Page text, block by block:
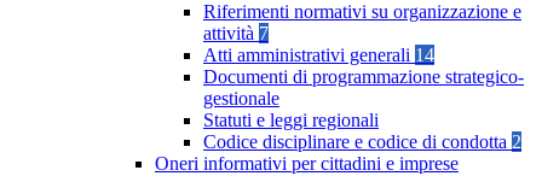
Riferimenti normativi su organizzazione e
attività 7
Atti amministrativi generali 14
Documenti di programmazione strategico-
gestionale
Statuti e leggi regionali
Codice disciplinare e codice di condotta 2
Oneri informativi per cittadini e imprese